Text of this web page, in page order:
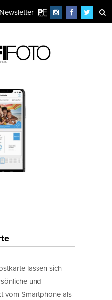
Newsletter
lassen sich
und
vom Smartphone als